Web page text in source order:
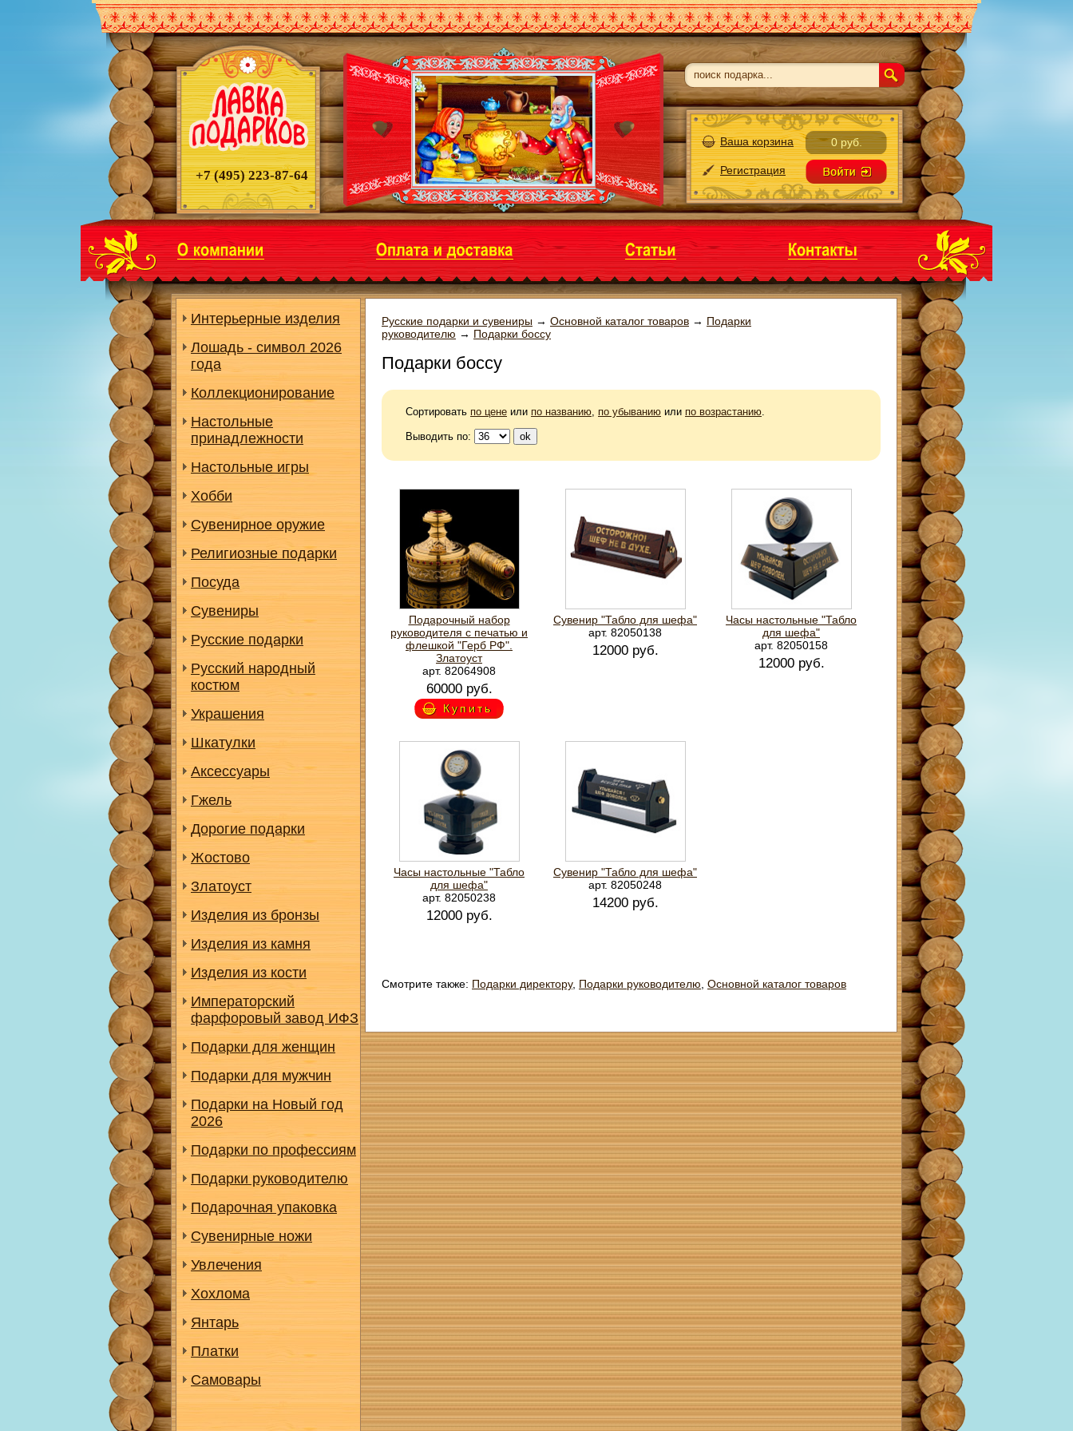
+7 (495) 223-87-64
Ваша корзина 0 руб.
Регистрация
Интерьерные изделия
Лошадь - символ 2026
года
Коллекционирование
Настольные
принадлежности
Настольные игры
Хобби
Сувенирное оружие
Религиозные подарки
Посуда
Сувениры
Русские подарки
Русский народный
костюм
Украшения
Шкатулки
Аксессуары
Гжель
Дорогие подарки
Жостово
Златоуст
Изделия из бронзы
Изделия из камня
Изделия из кости
Императорский
фарфоровый завод ИФЗ
Подарки для женщин
Подарки для мужчин
Подарки на Новый год
2026
Подарки по профессиям
Подарки руководителю
Подарочная упаковка
Сувенирные ножи
Увлечения
Хохлома
Янтарь
Платки
Самовары
Русские подарки и сувениры → Основной каталог товаров → Подарки
руководителю → Подарки боссу
Подарки боссу
Сортировать по цене или по названию, по убыванию или по возрастанию.
Выводить по:
Подарочный набор
руководителя с печатью и
флешкой "Герб РФ".
Златоуст
арт. 82064908
60000 руб.
Купить
Сувенир "Табло для шефа"
арт. 82050138
12000 руб.
Часы настольные "Табло
для шефа"
арт. 82050158
12000 руб.
Часы настольные "Табло
для шефа"
арт. 82050238
12000 руб.
Сувенир "Табло для шефа"
арт. 82050248
14200 руб.
Смотрите также: Подарки директору, Подарки руководителю Основной каталог товаров